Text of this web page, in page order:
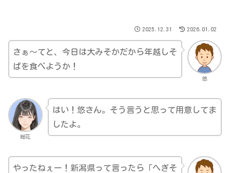
2025.12.31 2026.01.02
悠
さぁ～てと、今日は大みそかだから年越しそ
ばを食べようか！
総花
はい！悠さん。そう言うと思って用意してま
したよ。
やったねぇー！新潟県って言ったら「へぎそ